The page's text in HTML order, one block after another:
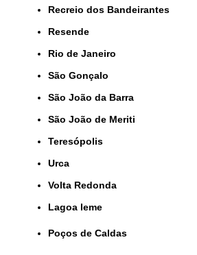
Recreio dos Bandeirantes
Resende
Rio de Janeiro
São Gonçalo
São João da Barra
São João de Meriti
Teresópolis
Urca
Volta Redonda
lagoa leme
Poços de Caldas